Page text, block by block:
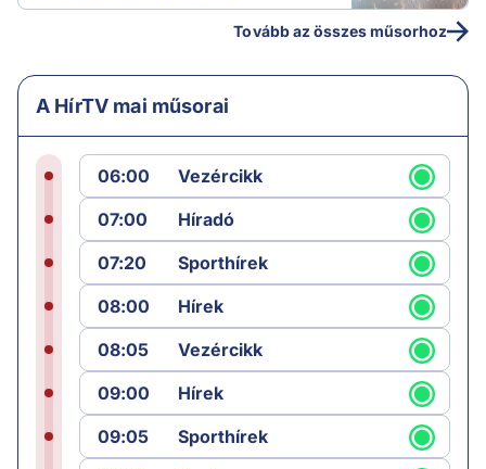
Tovább az összes műsorhoz
A HírTV mai műsorai
06:00
Vezércikk
07:00
Híradó
07:20
Sporthírek
08:00
Hírek
08:05
Vezércikk
09:00
Hírek
09:05
Sporthírek